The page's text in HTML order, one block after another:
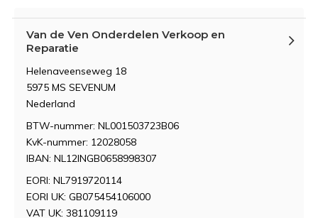
Van de Ven Onderdelen Verkoop en
Reparatie
Helenaveenseweg 18
5975 MS SEVENUM
Nederland
BTW-nummer: NL001503723B06
KvK-nummer: 12028058
IBAN: NL12INGB0658998307
EORI: NL7919720114
EORI UK: GB075454106000
VAT UK: 381109119